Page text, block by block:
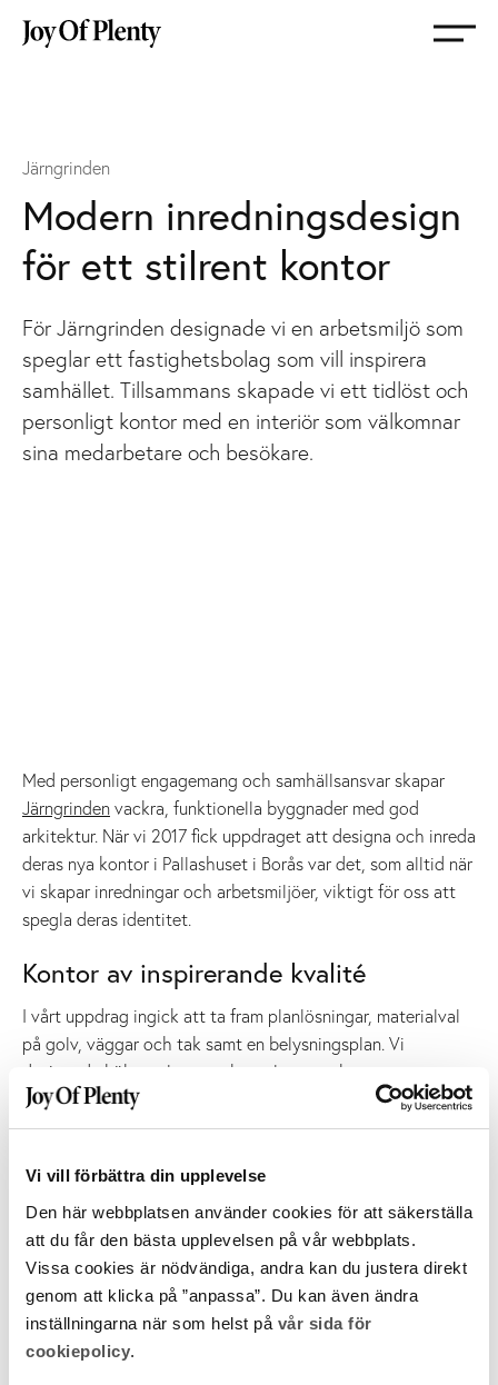
Vi vill förbättra din upplevelse
Den här webbplatsen använder cookies för att säkerställa
att du får den bästa upplevelsen på vår webbplats.
Vissa cookies är nödvändiga, andra kan du justera direkt
genom att klicka på ”anpassa”. Du kan även ändra
inställningarna när som helst på vår sida för
cookiepolicy.
Gå
till
Järngrinden
Modern inredningsdesign
för ett stilrent kontor
För Järngrinden designade vi en arbetsmiljö som
speglar ett fastighetsbolag som vill inspirera
samhället. Tillsammans skapade vi ett tidlöst och
personligt kontor med en interiör som välkomnar
sina medarbetare och besökare.
Med personligt engagemang och samhällsansvar skapar
Järngrindenvackra, funktionella byggnader med god
arkitektur. När vi 2017 fick uppdraget att designa och inreda
deras nya kontor i Pallashuset i Borås var det, som alltid när
vi skapar inredningar och arbetsmiljöer, viktigt för oss att
spegla deras identitet.
Kontor av inspirerande kvalité
I vårt uppdrag ingick att ta fram planlösningar, materialval
på golv, väggar och tak samt en belysningsplan. Vi
designade kök, toaletter, arbetsplatser och
kontorslandskap. Valde möbler, mattor, tapeter och textilier
i samklang med Järngrindens DNA.
varumärkets själ – allt sammanfogat i en tidlös och
personlig design. Resultatet är ett välkomnande och
harmoniskt kontor där besökare och medarbetare inspireras
och trivs.
Har du ett inredningsprojekt på gång?
Vi hjälper dig gärna! Hör av dig så tar vi ett samtal.